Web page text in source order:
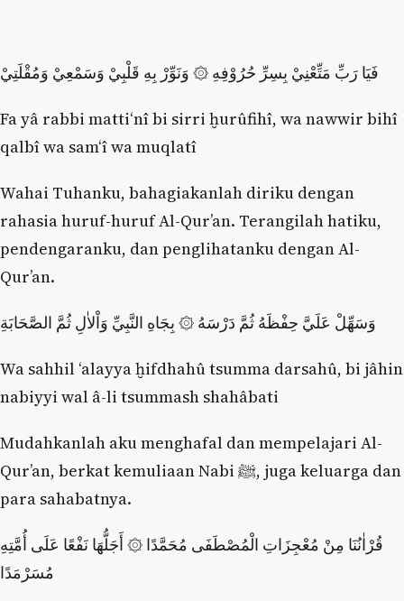
فَيَا رَبِّ مَتِّعْنِيْ بِسِرِّ حُرُوْفِهِ ۞ وَنَوِّرْ بِهِ قَلْبِيْ وَسَمْعِيْ وَمُقْلَتِيْ
Fa yâ rabbi matti‘nî bi sirri ḫurûfihî, wa nawwir bihî
qalbî wa sam‘î wa muqlatî
Wahai Tuhanku, bahagiakanlah diriku dengan
rahasia huruf-huruf Al-Qur’an. Terangilah hatiku,
pendengaranku, dan penglihatanku dengan Al-
Qur’an.
وَسَهِّلْ عَلَيَّ حِفْظَهُ ثُمَّ دَرْسَهُ ۞ بِجَاهِ النَّبِيِّ وَاْلاٰلِ ثُمَّ الصَّحَابَةِ
Wa sahhil ‘alayya ḫifdhahû tsumma darsahû, bi jâhin
nabiyyi wal â-li tsummash shahâbati
Mudahkanlah aku menghafal dan mempelajari Al-
Qur’an, berkat kemuliaan Nabi ﷺ, juga keluarga dan
para sahabatnya.
قُرْاٰنُنَا مِنْ مُعْجِزَاتِ الْمُصْطَفَى مُحَمَّدًا ۞ أَجَلُّهَا نَفْعًا عَلَى أُمَّتِهِ
مُسَرْمَدًا